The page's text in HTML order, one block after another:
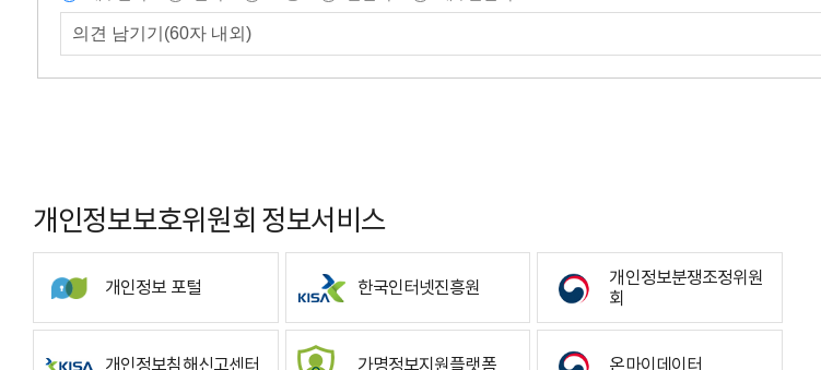
개인정보보호위원회 정보서비스
개인정보 포털 한국인터넷진흥원
개인정보분쟁조정위원
회
개인정보침해신고센터 가명정보지원플랫폼 온마이데이터